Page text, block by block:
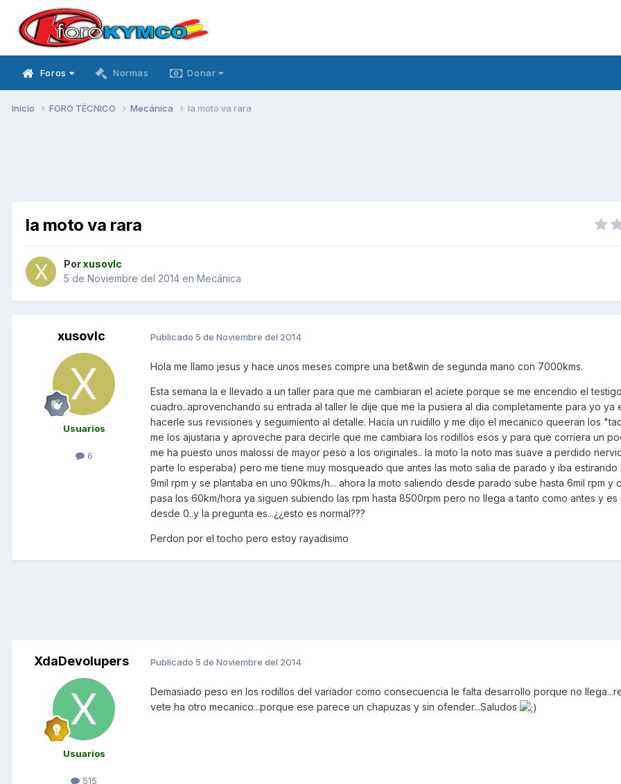
Foros Normas Donar
Inicio FORO TÉCNICO Mecánica la moto va rara
la moto va rara
Porxusovlc
5 de Noviembre del 2014 en Mecánica
xusovlc
Usuarios
6
Publicado 5 de Noviembre del 2014
Hola me llamo jesus y hace unos meses compre una bet&win de segunda mano con 7000kms.
Esta semana la e llevado a un taller para que me cambiaran el aciete porque se me encendio el
cuadro..aprovenchando su entrada al taller le dije que me la pusiera al dia completamente para yo ya
hacerle sus revisiones y seguimiento al detalle. Hacia un ruidillo y me dijo el mecanico queeran los
me los ajustaria y aproveche para decirle que me cambiara los rodillos esos y para que corriera un
me ha puesto unos malossi de mayor peso a los originales.. la moto la noto mas suave a perdido
parte lo esperaba) pero me tiene muy mosqueado que antes las moto salia de parado y iba estirando
9mil rpm y se plantaba en uno 90kms/h... ahora la moto saliendo desde parado sube hasta 6mil rpm y
pasa los 60km/hora ya siguen subiendo las rpm hasta 8500rpm pero no llega a tanto como antes y es
desde 0..y la pregunta es...¿¿esto es normal???
Perdon por el tocho pero estoy rayadisimo
XdaDevolupers
Usuarios
515
Publicado 5 de Noviembre del 2014
Demasiado peso en los rodillos del variador como consecuencia le falta desarrollo porque no
vete ha otro mecanico...porque ese parece un chapuzas y sin ofender...Saludos